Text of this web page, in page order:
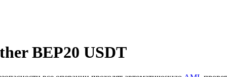
BEP20 USDT